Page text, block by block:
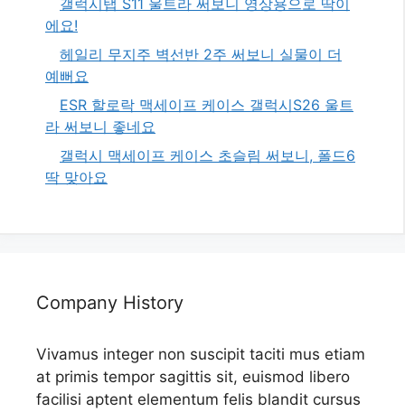
갤럭시탭 S11 울트라 써보니 영상용으로 딱이
에요!
헤일리 무지주 벽선반 2주 써보니 실물이 더
예뻐요
ESR 할로락 맥세이프 케이스 갤럭시S26 울트
라 써보니 좋네요
갤럭시 맥세이프 케이스 초슬림 써보니, 폴드6
딱 맞아요
Company History
Vivamus integer non suscipit taciti mus etiam
at primis tempor sagittis sit, euismod libero
facilisi aptent elementum felis blandit cursus